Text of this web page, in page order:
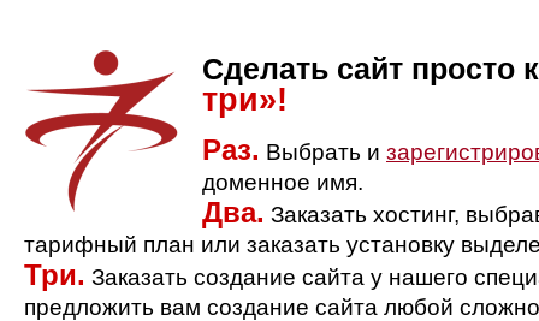
Сделать сайт просто
три»!
Раз. Выбрать и
доменное имя.
Два. Заказать хостинг,
тарифный план или заказать установку
Три. Заказать создание сайта у нашего
предложить вам создание сайта любой